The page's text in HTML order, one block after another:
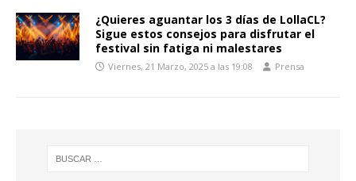
¿Quieres aguantar los 3 días de LollaCL?
Sigue estos consejos para disfrutar el
festival sin fatiga ni malestares
Viernes, 21 Marzo, 2025 a las 19:08 Prensa